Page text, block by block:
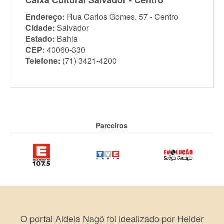
Endereço: Rua Carlos Gomes, 57 - Centro
Cidade: Salvador
Estado: Bahia
CEP: 40060-330
Telefone: (71) 3421-4200
Parceiros
O portal Aldeia Nagô foi idealizado por Helder